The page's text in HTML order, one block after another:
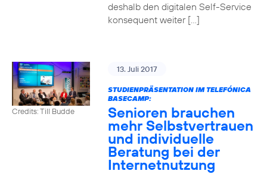
deshalb den digitalen Self-Service
konsequent weiter […]
Credits: Till Budde
13. Juli 2017
STUDIENPRÄSENTATION IM TELEFÓNICA
BASECAMP:
Senioren brauchen
mehr Selbstvertrauen
und individuelle
Beratung bei der
Internetnutzung